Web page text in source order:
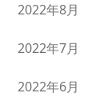
2022年8月
2022年7月
2022年6月